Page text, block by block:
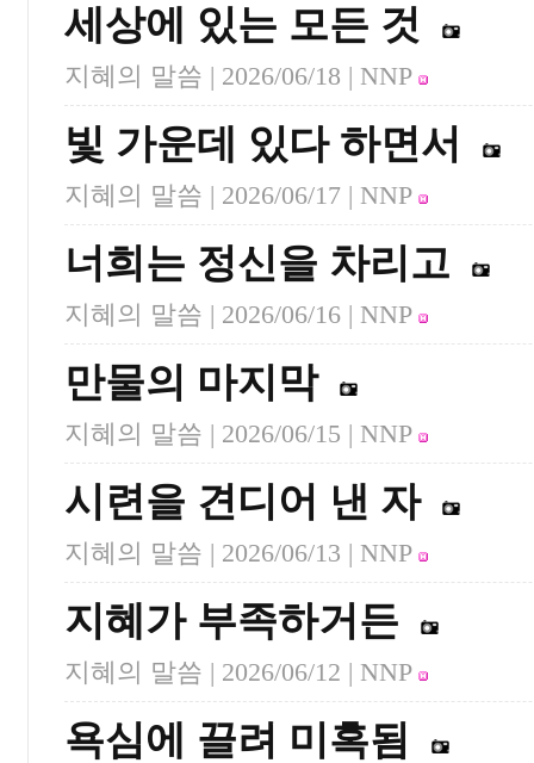
세상에 있는 모든 것
지혜의 말씀 | 2026/06/18 | NNP
빛 가운데 있다 하면서
지혜의 말씀 | 2026/06/17 | NNP
너희는 정신을 차리고
지혜의 말씀 | 2026/06/16 | NNP
만물의 마지막
지혜의 말씀 | 2026/06/15 | NNP
시련을 견디어 낸 자
지혜의 말씀 | 2026/06/13 | NNP
지혜가 부족하거든
지혜의 말씀 | 2026/06/12 | NNP
욕심에 끌려 미혹됨